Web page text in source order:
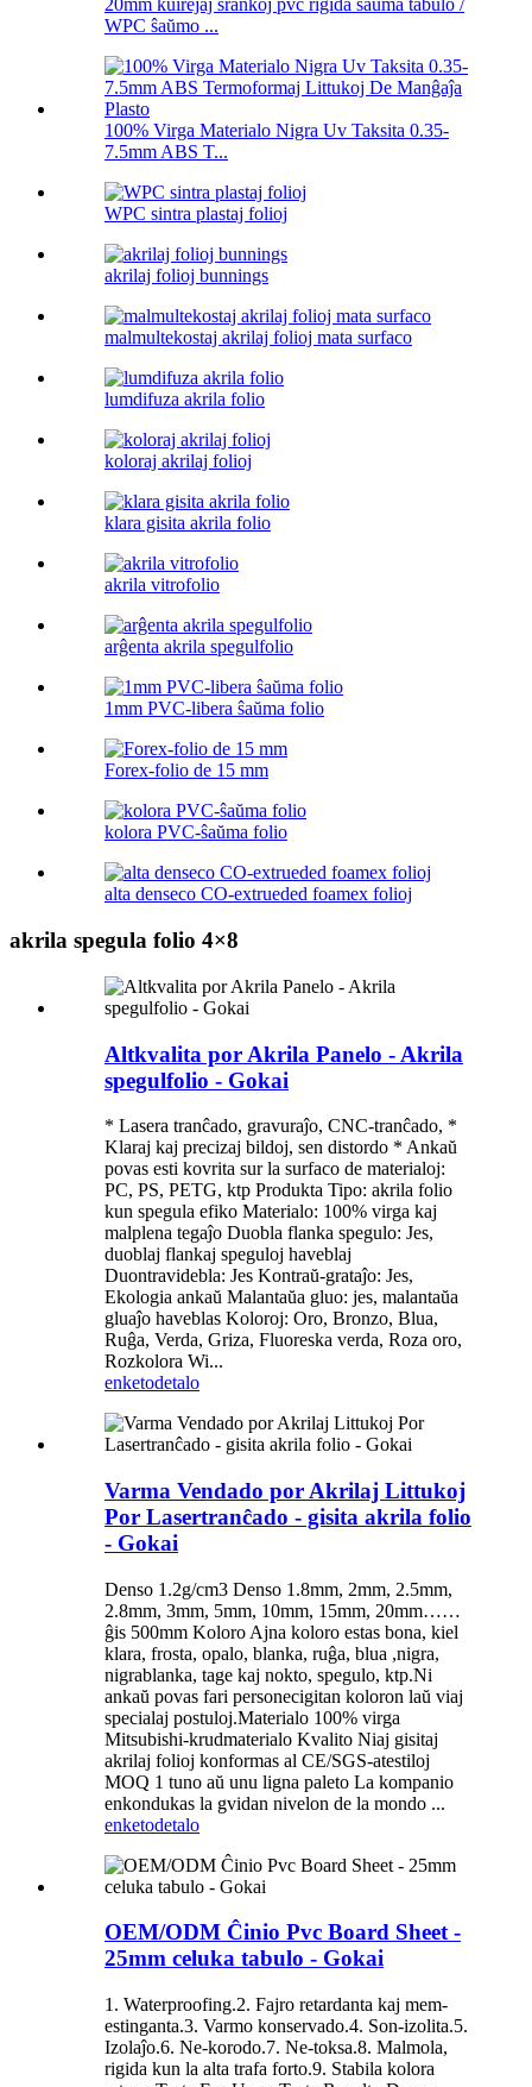
20mm kuirejaj ŝrankoj pvc rigida ŝaŭma tabulo /
WPC ŝaŭmo ...
100% Virga Materialo Nigra Uv Taksita 0.35-
7.5mm ABS T...
WPC sintra plastaj folioj
akrilaj folioj bunnings
malmultekostaj akrilaj folioj mata surfaco
lumdifuza akrila folio
koloraj akrilaj folioj
klara gisita akrila folio
akrila vitrofolio
arĝenta akrila spegulfolio
1mm PVC-libera ŝaŭma folio
Forex-folio de 15 mm
kolora PVC-ŝaŭma folio
alta denseco CO-extrueded foamex folioj
akrila spegula folio 4×8
Altkvalita por Akrila Panelo - Akrila
spegulfolio - Gokai
* Lasera tranĉado, gravuraĵo, CNC-tranĉado, *
Klaraj kaj precizaj bildoj, sen distordo * Ankaŭ
povas esti kovrita sur la surfaco de materialoj:
PC, PS, PETG, ktp Produkta Tipo: akrila folio
kun spegula efiko Materialo: 100% virga kaj
malplena tegaĵo Duobla flanka spegulo: Jes,
duoblaj flankaj speguloj haveblaj
Duontravidebla: Jes Kontraŭ-grataĵo: Jes,
Ekologia ankaŭ Malantaŭa gluo: jes, malantaŭa
gluaĵo haveblas Koloroj: Oro, Bronzo, Blua,
Ruĝa, Verda, Griza, Fluoreska verda, Roza oro,
Rozkolora Wi...
enketodetalo
Varma Vendado por Akrilaj Littukoj
Por Lasertranĉado - gisita akrila folio
- Gokai
Denso 1.2g/cm3 Denso 1.8mm, 2mm, 2.5mm,
2.8mm, 3mm, 5mm, 10mm, 15mm, 20mm……
ĝis 500mm Koloro Ajna koloro estas bona, kiel
klara, frosta, opalo, blanka, ruĝa, blua ,nigra,
nigrablanka, tage kaj nokto, spegulo, ktp.Ni
ankaŭ povas fari personecigitan koloron laŭ viaj
specialaj postuloj.Materialo 100% virga
Mitsubishi-krudmaterialo Kvalito Niaj gisitaj
akrilaj folioj konformas al CE/SGS-atestiloj
MOQ 1 tuno aŭ unu ligna paleto La kompanio
enkondukas la gvidan nivelon de la mondo ...
enketodetalo
OEM/ODM Ĉinio Pvc Board Sheet -
25mm celuka tabulo - Gokai
1. Waterproofing.2. Fajro retardanta kaj mem-
estinganta.3. Varmo konservado.4. Son-izolita.5.
Izolaĵo.6. Ne-korodo.7. Ne-toksa.8. Malmola,
rigida kun la alta trafa forto.9. Stabila kolora